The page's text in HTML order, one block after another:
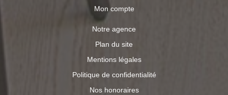
Mon compte
Notre agence
Plan du site
Mentions légales
Politique de confidentialité
Nos honoraires